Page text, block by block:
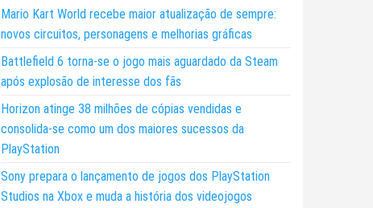
Mario Kart World recebe maior atualização de sempre:
novos circuitos, personagens e melhorias gráficas
Battlefield 6 torna-se o jogo mais aguardado da Steam
após explosão de interesse dos fãs
Horizon atinge 38 milhões de cópias vendidas e
consolida-se como um dos maiores sucessos da
PlayStation
Sony prepara o lançamento de jogos dos PlayStation
Studios na Xbox e muda a história dos videojogos